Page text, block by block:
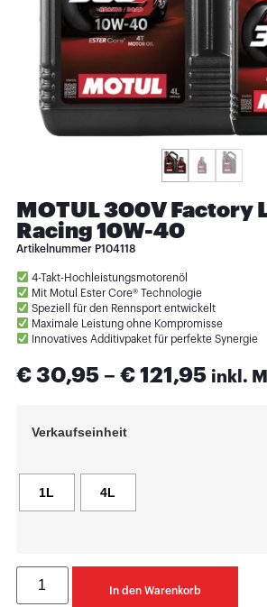
MOTUL 300V Factory
Racing 10W-40
Artikelnummer P104118
4-Takt-Hochleistungsmotorenöl
Mit Motul Ester Core® Technologie
Speziell für den Rennsport entwickelt
Maximale Leistung ohne Kompromisse
Innovatives Additivpaket für perfekte Synergie
€30,95 – €121,95 inkl.
Verkaufseinheit
1L 4L
In den Warenkorb